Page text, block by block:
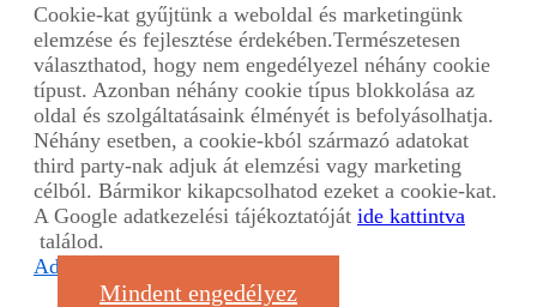
Cookie-kat gyűjtünk a weboldal és marketingünk
elemzése és fejlesztése érdekében.Természetesen
választhatod, hogy nem engedélyezel néhány cookie
típust. Azonban néhány cookie típus blokkolása az
oldal és szolgáltatásaink élményét is befolyásolhatja.
Néhány esetben, a cookie-kból származó adatokat
third party-nak adjuk át elemzési vagy marketing
célból. Bármikor kikapcsolhatod ezeket a cookie-kat.
A Google adatkezelési tájékoztatóját ide kattintva
találod.
Adatvédelmi nyilatkozat
Mindent engedélyez